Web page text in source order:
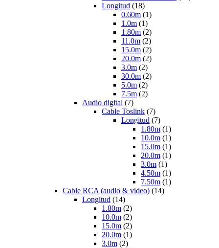
Longitud (18)
0.60m (1)
1.0m (1)
1.80m (2)
11.0m (2)
15.0m (2)
20.0m (2)
3.0m (2)
30.0m (2)
5.0m (2)
7.5m (2)
Audio digital (7)
Cable Toslink (7)
Longitud (7)
1.80m (1)
10.0m (1)
15.0m (1)
20.0m (1)
3.0m (1)
4.50m (1)
7.50m (1)
Cable RCA (audio & video) (14)
Longitud (14)
1.80m (2)
10.0m (2)
15.0m (2)
20.0m (1)
3.0m (2)